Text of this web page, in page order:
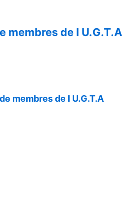
membres de l U.G.T.A
membres de l U.G.T.A